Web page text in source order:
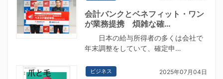
会計バンクとベネフィット・ワン
が業務提携 煩雑な確…
日本の給与所得者の多くは会社で
年末調整をしていて、確定申…
ビジネス 2025年07月04日